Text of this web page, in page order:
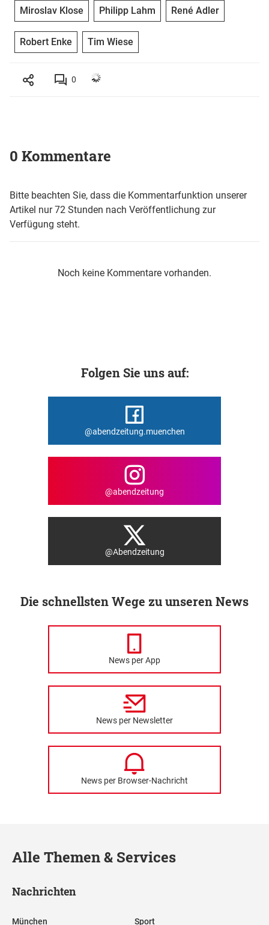
Miroslav Klose Philipp Lahm René Adler
Robert Enke Tim Wiese
0
0 Kommentare
Bitte beachten Sie, dass die Kommentarfunktion unserer
Artikel nur 72 Stunden nach Veröffentlichung zur
Verfügung steht.
Noch keine Kommentare vorhanden.
Folgen Sie uns auf:
@abendzeitung.muenchen
@abendzeitung
@Abendzeitung
Die schnellsten Wege zu unseren News
News per App
News per Newsletter
News per Browser-Nachricht
Alle Themen & Services
Nachrichten
München Sport